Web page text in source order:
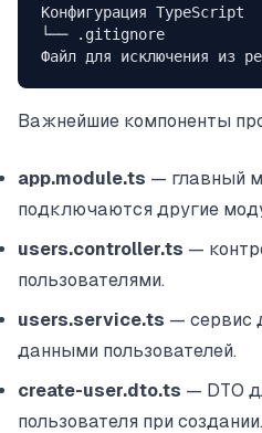
Конфигурация TypeScript
└── .gitignore
Файл для исключения из
Важнейшие компоненты
app.module.ts — главный
подключаются другие
users.controller.ts —
пользователями.
users.service.ts — сервис
данными пользователей.
create-user.dto.ts — DTO
пользователя при создании.